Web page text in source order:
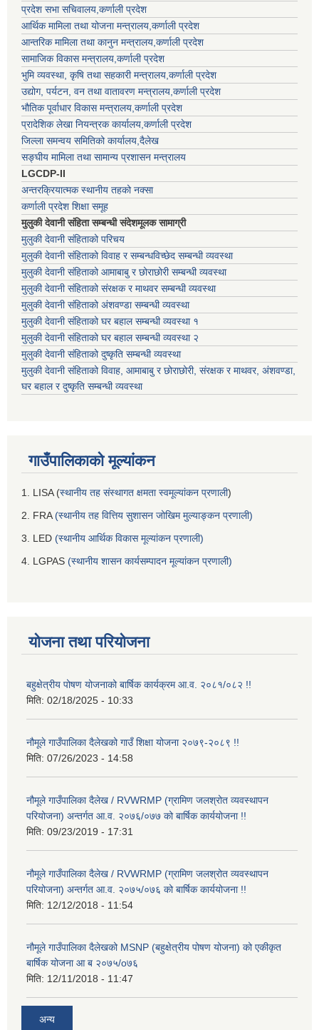
प्रदेश सभा सचिवालय,कर्णाली प्रदेश
आर्थिक मामिला तथा योजना मन्त्रालय,कर्णाली प्रदेश
आन्तरिक मामिला तथा कानुन मन्त्रालय,कर्णाली प्रदेश
सामाजिक विकास मन्त्रालय,कर्णाली प्रदेश
भुमि व्यवस्था, कृषि तथा सहकारी मन्त्रालय,कर्णाली प्रदेश
उद्योग, पर्यटन, वन तथा वातावरण मन्त्रालय,कर्णाली प्रदेश
भौतिक पूर्वाधार विकास मन्त्रालय,कर्णाली प्रदेश
प्रादेशिक लेखा नियन्त्रक कार्यालय,कर्णाली प्रदेश
जिल्ला समन्वय समितिको कार्यालय,दैलेख
सङ्घीय मामिला तथा सामान्य प्रशासन मन्त्रालय
LGCDP-II
अन्तरक्रियात्मक स्थानीय तहको नक्सा
कर्णाली प्रदेश शिक्षा समूह
मुलुकी देवानी संहिता सम्बन्धी संदेशमूलक सामाग्री
मुलुकी देवानी संहिताको परिचय
मुलुकी देवानी संहिताको विवाह र सम्बन्धविच्छेद सम्बन्धी व्यवस्था
मुलुकी देवानी संहिताको आमाबाबु र छोराछोरी सम्बन्धी व्यवस्था
मुलुकी देवानी संहिताको संरक्षक र माथवर सम्बन्धी व्यवस्था
मुलुकी देवानी संहिताको अंशवण्डा सम्बन्धी व्यवस्था
मुलुकी देवानी संहिताको घर बहाल सम्बन्धी व्यवस्था १
मुलुकी देवानी संहिताको घर बहाल सम्बन्धी व्यवस्था २
मुलुकी देवानी संहिताको दुष्कृति सम्बन्धी व्यवस्था
मुलुकी देवानी संहिताको विवाह, आमाबाबु र छोराछोरी, संरक्षक र माथवर, अंशवण्डा,
घर बहाल र दुष्कृति सम्बन्धी व्यवस्था
गाउँपालिकाको मूल्यांकन
1. LISA (स्थानीय तह संस्थागत क्षमता स्वमूल्यांकन प्रणाली)
2. FRA(स्थानीय तह वित्तिय सुशासन जोखिम मुल्याङ्कन प्रणाली)
3. LED (स्थानीय आर्थिक विकास मूल्यांकन प्रणाली)
4. LGPAS (स्थानीय शासन कार्यसम्पादन मूल्यांकन प्रणाली)
योजना तथा परियोजना
बहुक्षेत्रीय पोषण योजनाको बार्षिक कार्यक्रम आ.व. २०८१/०८२ !!
मिति: 02/18/2025 - 10:33
नौमूले गाउँपालिका दैलेखको गाउँ शिक्षा योजना २०७९-२०८९ !!
मिति: 07/26/2023 - 14:58
नौमूले गाउँपालिका दैलेख / RVWRMP (ग्रामिण जलश्रोत व्यवस्थापन
परियोजना) अन्तर्गत आ.व. २०७६/०७७ को बार्षिक कार्ययोजना !!
मिति: 09/23/2019 - 17:31
नौमूले गाउँपालिका दैलेख / RVWRMP (ग्रामिण जलश्रोत व्यवस्थापन
परियोजना) अन्तर्गत आ.व. २०७५/०७६ को बार्षिक कार्ययोजना !!
मिति: 12/12/2018 - 11:54
नौमूले गाउँपालिका दैलेखको MSNP (बहुक्षेत्रीय पोषण योजना) को एकीकृत
बार्षिक योजना आ ब २०७५/o७६
मिति: 12/11/2018 - 11:47
अन्य